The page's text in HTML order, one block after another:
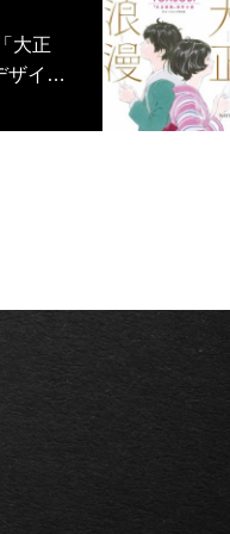
大正
ザイン